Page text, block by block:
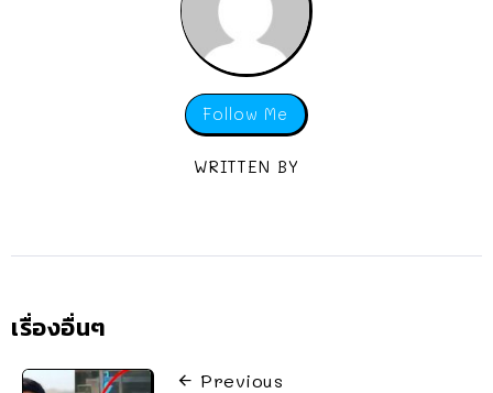
Follow Me
WRITTEN BY
เรื่องอื่นๆ
Previous